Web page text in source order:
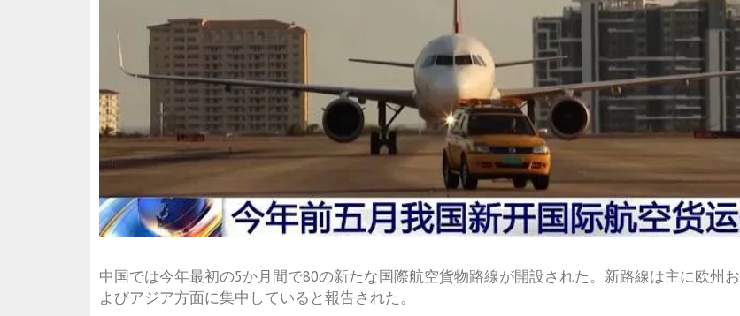
中国では今年最初の5か月間で80の新たな国際航空貨物路線が開設された。新路線は主に欧州お
よびアジア方面に集中していると報告された。